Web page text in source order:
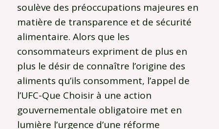
soulève des préoccupations majeures en
matière de transparence et de sécurité
alimentaire. Alors que les
consommateurs expriment de plus en
plus le désir de connaître l’origine des
aliments qu’ils consomment, l’appel de
l’UFC-Que Choisir à une action
gouvernementale obligatoire met en
lumière l’urgence d’une réforme